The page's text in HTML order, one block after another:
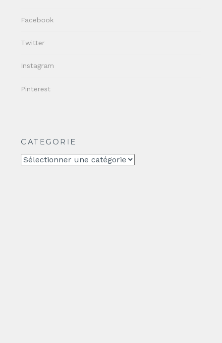
Facebook
Twitter
Instagram
Pinterest
CATEGORIE
CATEGORIE